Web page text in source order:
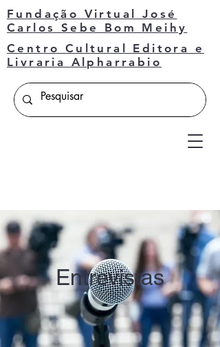
Fundação Virtual José
Carlos Sebe Bom Meihy
Centro Cultural Editora e
Livraria Alpharrabio
Entrevistas